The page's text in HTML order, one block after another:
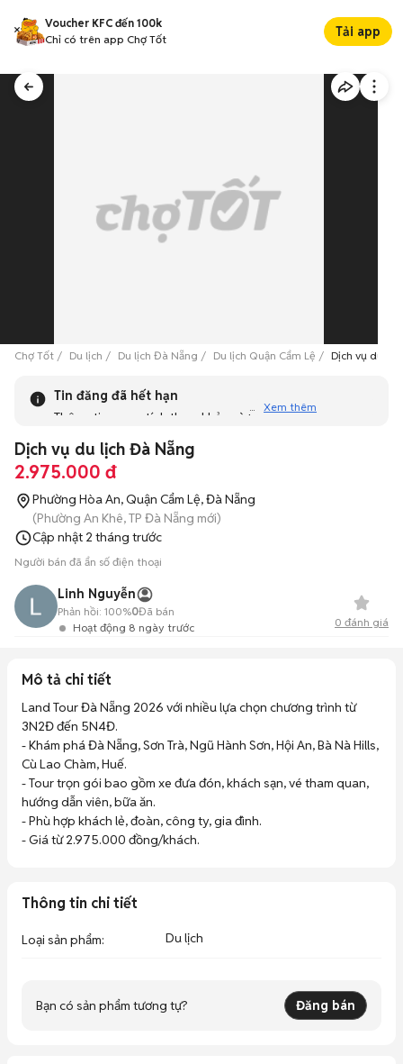
Voucher KFC đến 100k
Chỉ có trên app Chợ Tốt
Tải app
Chợ Tốt Du lịch Du lịch Đà Nẵng Du lịch Quận Cẩm Lệ Dịch vụ du
Tin đăng đã hết hạn
Thông tin mang tính tham khảo và bạn không thể liên hệ
tương tự khác dưới đây nhé!
Xem thêm
Dịch vụ du lịch Đà Nẵng
2.975.000 đ
Phường Hòa An, Quận Cẩm Lệ, Đà Nẵng
(Phường An Khê, TP Đà Nẵng mới)
Cập nhật 2 tháng trước
Người bán đã ẩn số điện thoại
Linh Nguyễn
Hoạt động 8 ngày trước
Phản hồi: 100%0Đã bán
0 đánh giá
Mô tả chi tiết
Land Tour Đà Nẵng 2026 với nhiều lựa chọn chương trình từ
3N2Đ đến 5N4Đ.
- Khám phá Đà Nẵng, Sơn Trà, Ngũ Hành Sơn, Hội An, Bà Nà Hills,
Cù Lao Chàm, Huế.
- Tour trọn gói bao gồm xe đưa đón, khách sạn, vé tham quan,
hướng dẫn viên, bữa ăn.
- Phù hợp khách lẻ, đoàn, công ty, gia đình.
- Giá từ 2.975.000 đồng/khách.
Thông tin chi tiết
Loại sản phẩm: Du lịch
Bạn có sản phẩm tương tự? Đăng bán